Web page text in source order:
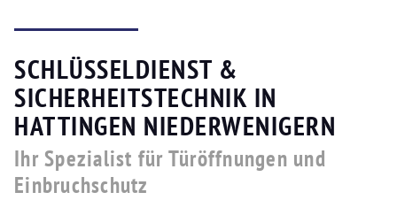
SCHLÜSSELDIENST &
SICHERHEITSTECHNIK IN
HATTINGEN NIEDERWENIGERN
Ihr Spezialist für Türöffnungen und
Einbruchschutz